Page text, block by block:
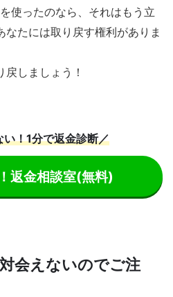
使ったのなら、それはもう立
たには取り戻す権利がありま
しましょう！
！1分で返金診断／
返金相談室(無料)
会えないのでご注